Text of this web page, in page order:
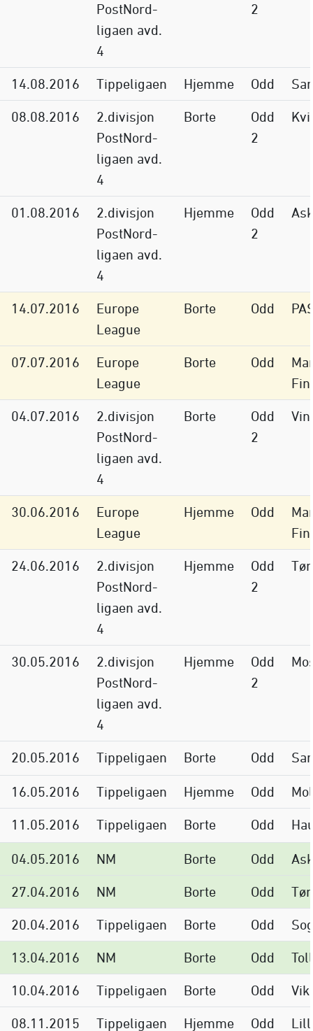
PostNord-
ligaen avd.
4
2
14.08.2016 Tippeligaen Hjemme Odd
08.08.2016
2.divisjon
PostNord-
ligaen avd.
4
Borte
Odd
2
01.08.2016
2.divisjon
PostNord-
ligaen avd.
4
Hjemme
Odd
2
14.07.2016
Europe
League
Borte Odd
07.07.2016
Europe
League
Borte Odd
04.07.2016
2.divisjon
PostNord-
ligaen avd.
4
Borte
Odd
2
30.06.2016
Europe
League
Hjemme Odd
24.06.2016
2.divisjon
PostNord-
ligaen avd.
4
Hjemme
Odd
2
30.05.2016
2.divisjon
PostNord-
ligaen avd.
4
Hjemme
Odd
2
20.05.2016 Tippeligaen Borte Odd
16.05.2016 Tippeligaen Hjemme Odd
11.05.2016 Tippeligaen Borte Odd
04.05.2016 NM Borte Odd
27.04.2016 NM Borte Odd
20.04.2016 Tippeligaen Borte Odd
13.04.2016 NM Borte Odd
10.04.2016 Tippeligaen Borte Odd
08.11.2015 Tippeligaen Hjemme Odd